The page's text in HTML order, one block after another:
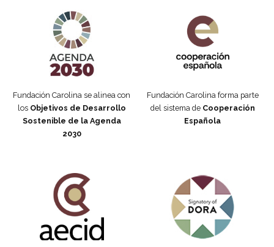
Fundación Carolina se alinea con
los Objetivos de Desarrollo
Sostenible de la Agenda
2030
Fundación Carolina forma parte
del sistema de Cooperación
Española